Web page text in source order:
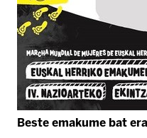
Beste emakume bat